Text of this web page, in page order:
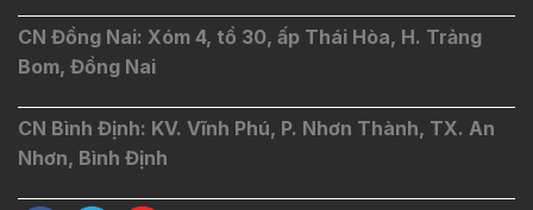
CN Đồng Nai: Xóm 4, tổ 30, ấp Thái Hòa, H. Trảng
Bom, Đồng Nai
CN Bình Định: KV. Vĩnh Phú, P. Nhơn Thành, TX. An
Nhơn, Bình Định